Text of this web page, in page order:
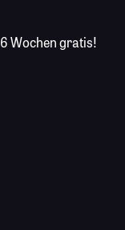
6 Wochen gratis!